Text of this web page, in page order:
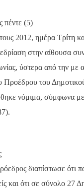
πέντε (5)
2012, ημέρα Τρίτη
στην αίθουσα
ύστερα από την με
του
νόμιμα, σύμφωνα με
διαπίστωσε ότι
και ότι σε σύνολο 27